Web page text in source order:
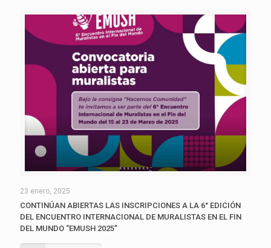
23 enero, 2025
CONTINÚAN ABIERTAS LAS INSCRIPCIONES A LA 6° EDICIÓN
DEL ENCUENTRO INTERNACIONAL DE MURALISTAS EN EL FIN
DEL MUNDO “EMUSH 2025”